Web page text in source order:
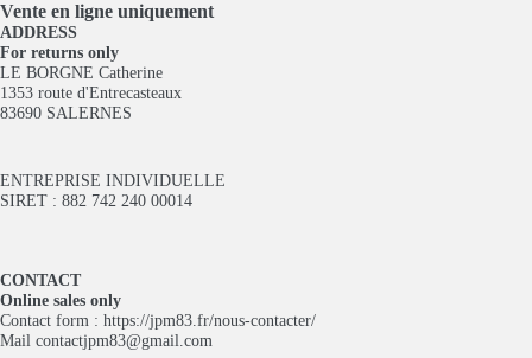
Vente en ligne uniquement
ADDRESS
For returns only
LE BORGNE Catherine
1353 route d'Entrecasteaux
83690 SALERNES
ENTREPRISE INDIVIDUELLE
SIRET : 882 742 240 00014
CONTACT
Online sales only
Contact form : https://jpm83.fr/nous-contacter/
Mail contactjpm83@gmail.com